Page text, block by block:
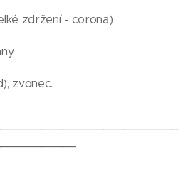
zdržení - corona)
zvonec.